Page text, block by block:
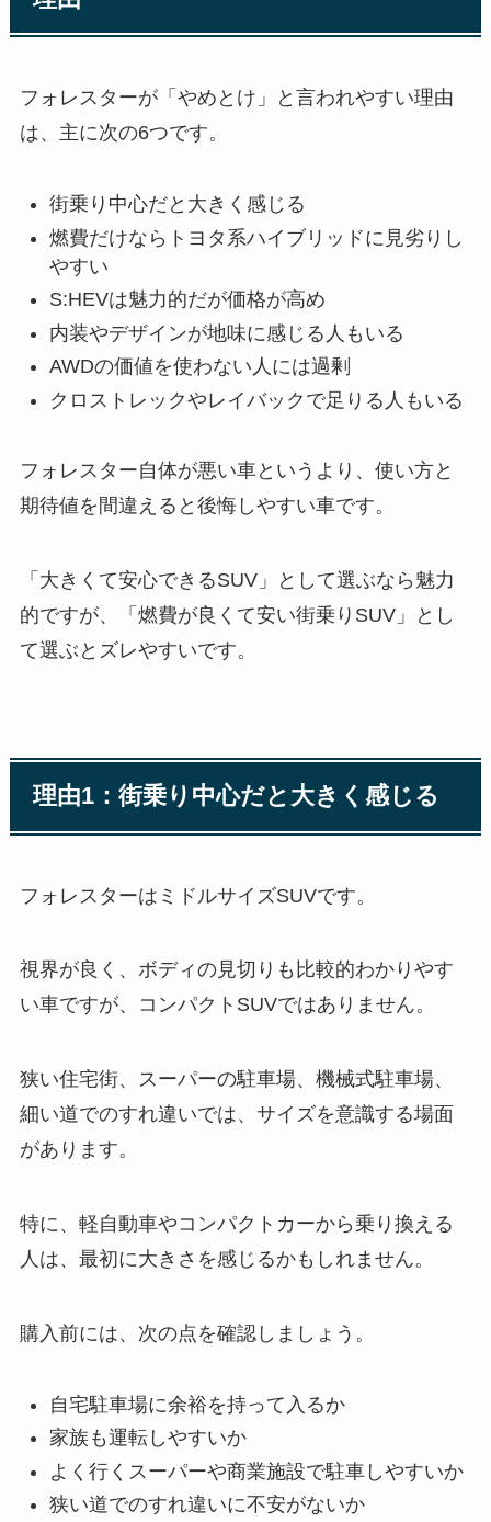
フォレスターが「やめとけ」と言われやすい理由
は、主に次の6つです。
街乗り中心だと大きく感じる
燃費だけならトヨタ系ハイブリッドに見劣りし
やすい
S:HEVは魅力的だが価格が高め
内装やデザインが地味に感じる人もいる
AWDの価値を使わない人には過剰
クロストレックやレイバックで足りる人もいる
フォレスター自体が悪い車というより、使い方と
期待値を間違えると後悔しやすい車です。
「大きくて安心できるSUV」として選ぶなら魅力
的ですが、「燃費が良くて安い街乗りSUV」とし
て選ぶとズレやすいです。
理由1：街乗り中心だと大きく感じる
フォレスターはミドルサイズSUVです。
視界が良く、ボディの見切りも比較的わかりやす
い車ですが、コンパクトSUVではありません。
狭い住宅街、スーパーの駐車場、機械式駐車場、
細い道でのすれ違いでは、サイズを意識する場面
があります。
特に、軽自動車やコンパクトカーから乗り換える
人は、最初に大きさを感じるかもしれません。
購入前には、次の点を確認しましょう。
自宅駐車場に余裕を持って入るか
家族も運転しやすいか
よく行くスーパーや商業施設で駐車しやすいか
狭い道でのすれ違いに不安がないか